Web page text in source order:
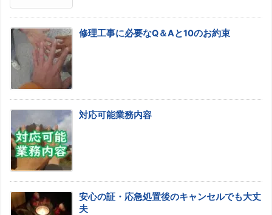
修理工事に必要なQ＆Aと10のお約束
対応可能業務内容
安心の証・応急処置後のキャンセルでも大丈
夫